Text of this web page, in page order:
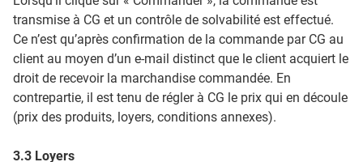
transmise à CG et un contrôle de solvabilité est effectué.
Ce n’est qu’après confirmation de la commande par CG au
client au moyen d’un e-mail distinct que le client acquiert le
droit de recevoir la marchandise commandée. En
contrepartie, il est tenu de régler à CG le prix qui en découle
(prix des produits, loyers, conditions annexes).
3.3 Loyers